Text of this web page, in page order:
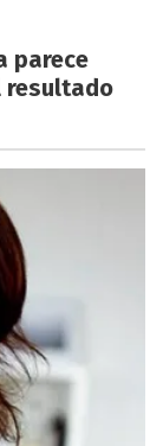
parece
resultado